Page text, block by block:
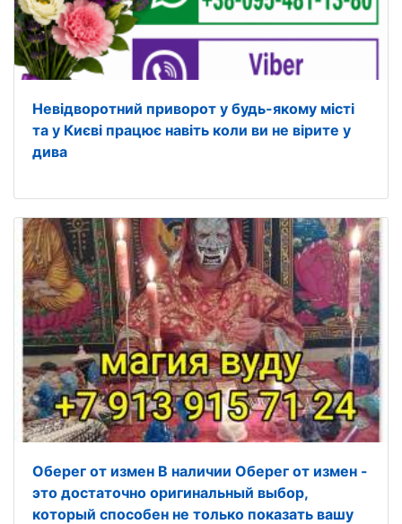
Невідворотний приворот у будь-якому місті
та у Києві працює навіть коли ви не вірите у
дива
Оберег от измен В наличии Оберег от измен -
это достаточно оригинальный выбор,
который способен не только показать вашу